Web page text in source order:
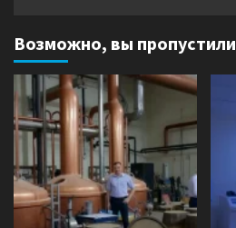
Возможно, вы пропустили